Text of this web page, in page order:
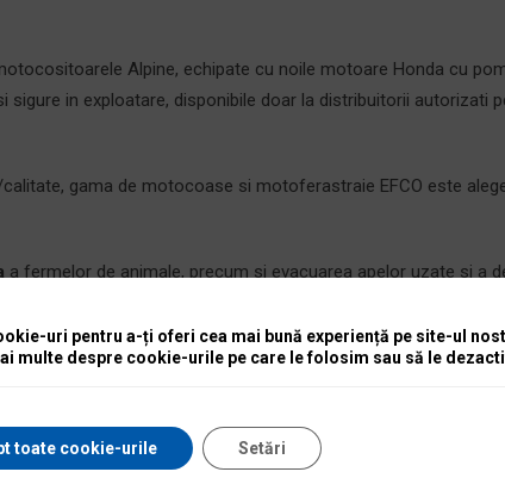
Alpine, echipate cu noile motoare Honda cu
sigure in exploatare, disponibile doar la distribuitorii autorizati
gama de motocoase si motoferastraie EFCO este
a fermelor de animale, precum si evacuarea apelor uzate si a
si au beneficiat de consultanta gratuita. Pentru
motopompe de pana la 6 inch, portabile.
de comutare automata in cazul caderilor de tensiune, cu
uri pentru a-ți oferi cea mai bună experiență pe site-ul
multe despre cookie-urile pe care le folosim sau să le
toate cookie-urile Setări